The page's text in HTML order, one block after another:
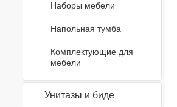
Наборы мебели
Напольная тумба
Комплектующие для
мебели
Унитазы и биде